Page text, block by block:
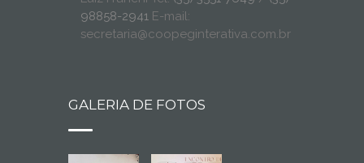
98858-2941 E-mail:
secretaria@coopeginterativa.com.br
GALERIA DE FOTOS